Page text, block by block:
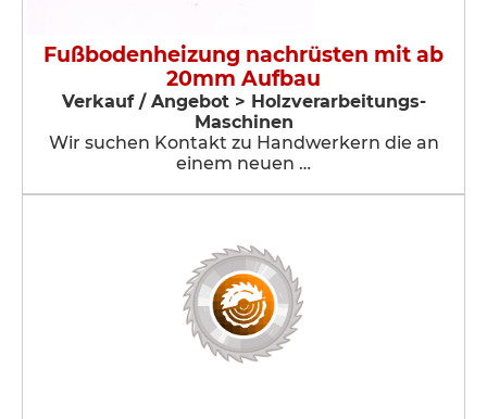
Fußbodenheizung nachrüsten mit ab
20mm Aufbau
Verkauf / Angebot > Holzverarbeitungs-
Maschinen
Wir suchen Kontakt zu Handwerkern die an
einem neuen …